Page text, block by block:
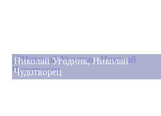
Николай Угодник, Николай
Чудотворец